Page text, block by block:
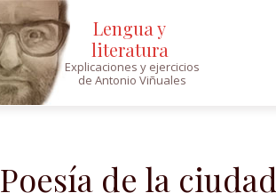
Lengua y
literatura
Explicaciones y ejercicios
de Antonio Viñuales
Poesía de la